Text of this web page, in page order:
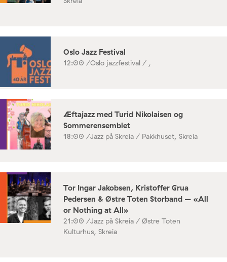
Oslo Jazz Festival
12:00 /Oslo jazzfestival / ,
Æftajazz med Turid Nikolaisen og
Sommerensemblet
18:00 /Jazz på Skreia / Pakkhuset, Skreia
Tor Ingar Jakobsen, Kristoffer Grua
Pedersen & Østre Toten Storband – «All
or Nothing at All»
21:00 /Jazz på Skreia / Østre Toten
Kulturhus, Skreia